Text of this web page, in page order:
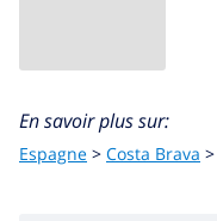
En savoir plus sur:
Espagne > Costa Brava >